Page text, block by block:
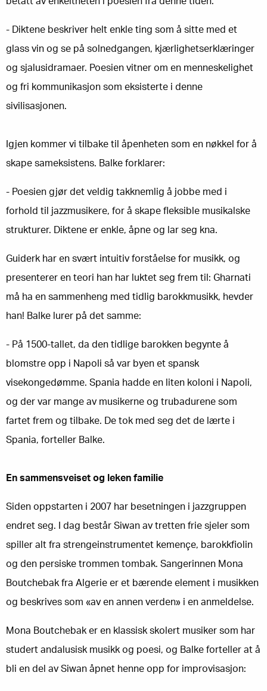
- Diktene beskriver helt enkle ting som å sitte med et
glass vin og se på solnedgangen, kjærlighetserklæringer
og sjalusidramaer. Poesien vitner om en menneskelighet
og fri kommunikasjon som eksisterte i denne
sivilisasjonen.
Igjen kommer vi tilbake til åpenheten som en nøkkel for å
skape sameksistens. Balke forklarer:
- Poesien gjør det veldig takknemlig å jobbe med i
forhold til jazzmusikere, for å skape fleksible musikalske
strukturer. Diktene er enkle, åpne og lar seg kna.
Guiderk har en svært intuitiv forståelse for musikk, og
presenterer en teori han har luktet seg frem til: Gharnati
må ha en sammenheng med tidlig barokkmusikk, hevder
han! Balke lurer på det samme:
- På 1500-tallet, da den tidlige barokken begynte å
blomstre opp i Napoli så var byen et spansk
visekongedømme. Spania hadde en liten koloni i Napoli,
og der var mange av musikerne og trubadurene som
fartet frem og tilbake. De tok med seg det de lærte i
Spania, forteller Balke.
En sammensveiset og leken familie
Siden oppstarten i 2007 har besetningen i jazzgruppen
endret seg. I dag består Siwan av tretten frie sjeler som
spiller alt fra strengeinstrumentet kemençe, barokkfiolin
og den persiske trommen tombak. Sangerinnen Mona
Boutchebak fra Algerie er et bærende element i musikken
og beskrives som «av en annen verden» i en anmeldelse.
Mona Boutchebak er en klassisk skolert musiker som har
studert andalusisk musikk og poesi, og Balke forteller at å
bli en del av Siwan åpnet henne opp for improvisasjon: